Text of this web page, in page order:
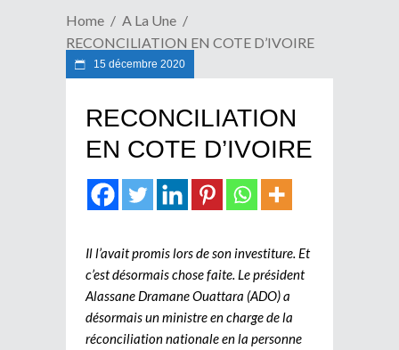
Home
A La Une
RECONCILIATION EN COTE D’IVOIRE
15 décembre 2020
RECONCILIATION
EN COTE D’IVOIRE
Il l’avait promis lors de son investiture. Et
c’est désormais chose faite. Le président
Alassane Dramane Ouattara (ADO) a
désormais un ministre en charge de la
réconciliation nationale en la personne